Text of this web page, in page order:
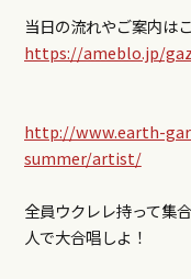
当日の流れやご案内は
https://ameblo.jp/
http://www.earth-
summer/artist/
全員ウクレレ持って集
人で大合唱しよ！